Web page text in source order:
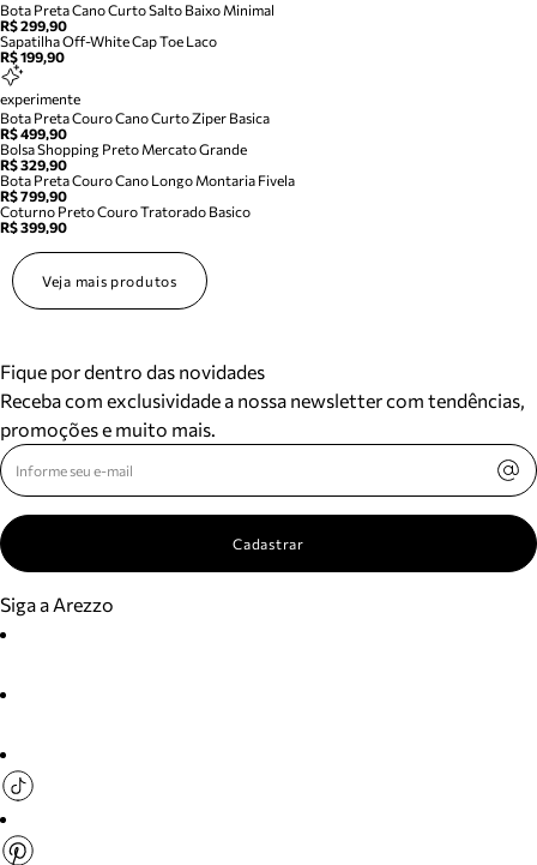
Bota Preta Cano Curto Salto Baixo Minimal
R$ 299,90
Sapatilha Off-White Cap Toe Laco
R$ 199,90
experimente
Bota Preta Couro Cano Curto Ziper Basica
R$ 499,90
Bolsa Shopping Preto Mercato Grande
R$ 329,90
Bota Preta Couro Cano Longo Montaria Fivela
R$ 799,90
Coturno Preto Couro Tratorado Basico
R$ 399,90
Veja mais produtos
Fique por dentro das novidades
Receba com exclusividade a nossa newsletter com tendências,
promoções e muito mais.
Cadastrar
Siga a Arezzo